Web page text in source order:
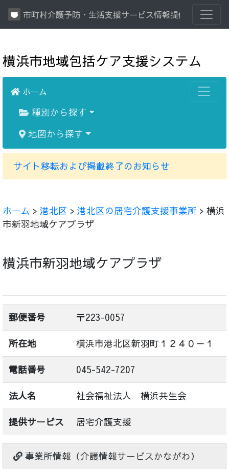
市町村介護予防・生活支援サービス情報提供システム
横浜市地域包括ケア支援システム
ホーム
種別から探す
地図から探す
サイト移転および掲載終了のお知らせ
ホーム > 港北区 > 港北区の居宅介護支援事業所 > 横浜
市新羽地域ケアプラザ
横浜市新羽地域ケアプラザ
郵便番号 〒223-0057
所在地 横浜市港北区新羽町１２４０－１
電話番号 045-542-7207
法人名 社会福祉法人 横浜共生会
提供サービス 居宅介護支援
事業所情報（介護情報サービスかながわ）